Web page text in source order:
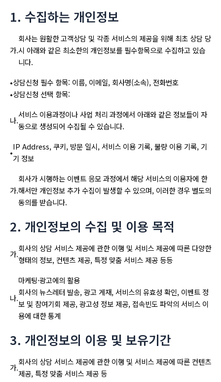
1. 수집하는 개인정보
가.
회사는 원활한 고객상담 및 각종 서비스의 제공을 위해 최초 상담 당
시 아래와 같은 최소한의 개인정보를 필수항목으로 수집하고 있습
니다.
•상담신청 필수 항목: 이름, 이메일, 회사명(소속), 전화번호
•상담신청 선택 항목:
나.
서비스 이용과정이나 사업 처리 과정에서 아래와 같은 정보들이 자
동으로 생성되어 수집될 수 있습니다.
•
IP Address, 쿠키, 방문 일시, 서비스 이용 기록, 불량 이용 기록, 기
기 정보
가.
회사가 시행하는 이벤트 응모 과정에서 해당 서비스의 이용자에 한
해서만 개인정보 추가 수집이 발생할 수 있으며, 이러한 경우 별도의
동의를 받습니다.
2. 개인정보의 수집 및 이용 목적
가.
회사의 상담 서비스 제공에 관한 이행 및 서비스 제공에 따른 다양한
형태의 정보, 컨텐츠 제공, 특정 맞춤 서비스 제공 등등
나.
마케팅·광고에의 활용
회사의 뉴스레터 발송, 광고 게재, 서비스의 유효성 확인, 이벤트 정
보 및 참여기회 제공, 광고성 정보 제공, 접속빈도 파악의 서비스 이
용에 대한 통계
3. 개인정보의 이용 및 보유기간
가.
회사의 상담 서비스 제공에 관한 이행 및 서비스 제공에 따른 컨텐츠
제공, 특정 맞춤 서비스 제공 등